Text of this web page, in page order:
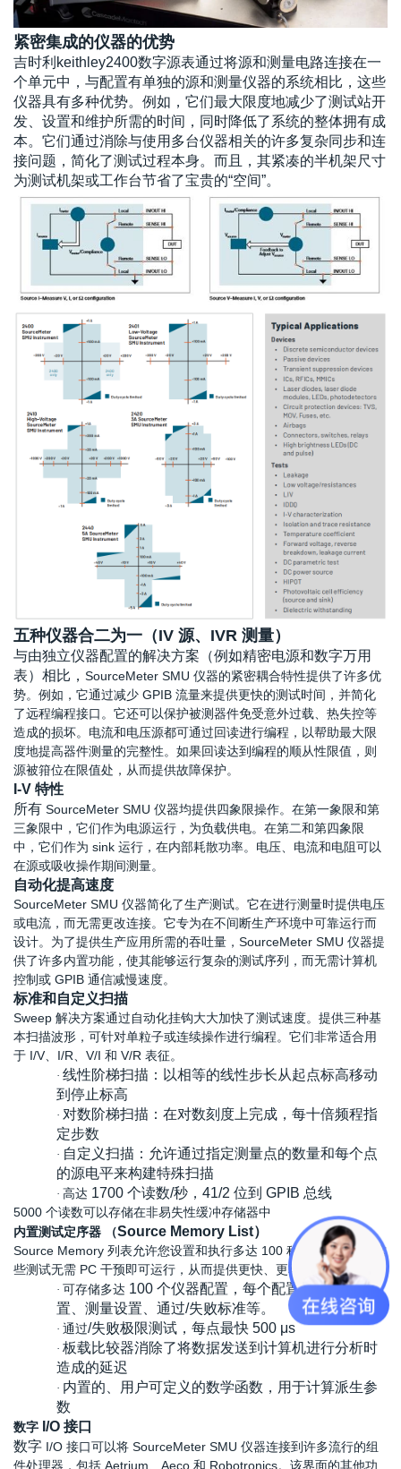
紧密集成的仪器的优势
吉时利keithley2400数字源表通过将源和测量电路连接在一
个单元中，与配置有单独的源和测量仪器的系统相比，这些
仪器具有多种优势。例如，它们最大限度地减少了测试站开
发、设置和维护所需的时间，同时降低了系统的整体拥有成
本。它们通过消除与使用多台仪器相关的许多复杂同步和连
接问题，简化了测试过程本身。而且，其紧凑的半机架尺寸
为测试机架或工作台节省了宝贵的“空间”。
五种仪器合二为一（IV 源、IVR 测量）
与由独立仪器配置的解决方案（例如精密电源和数字万用
表）相比， SourceMeter SMU 仪器的紧密耦合特性提供了许多优
势。例如，它通过减少 GPIB 流量来提供更快的测试时间，并简化
了远程编程接口。它还可以保护被测器件免受意外过载、热失控等
造成的损坏。电流和电压源都可通过回读进行编程，以帮助最大限
度地提高器件测量的完整性。如果回读达到编程的顺从性限值，则
源被箝位在限值处，从而提供故障保护。
I-V 特性
所有 SourceMeter SMU 仪器均提供四象限操作。在第一象限和第
三象限中，它们作为电源运行，为负载供电。在第二和第四象限
中，它们作为 sink 运行，在内部耗散功率。电压、电流和电阻可以
在源或吸收操作期间测量。
自动化提高速度
SourceMeter SMU 仪器简化了生产测试。它在进行测量时提供电压
或电流，而无需更改连接。它专为在不间断生产环境中可靠运行而
设计。为了提供生产应用所需的吞吐量，SourceMeter SMU 仪器提
供了许多内置功能，使其能够运行复杂的测试序列，而无需计算机
控制或 GPIB 通信减慢速度。
标准和自定义扫描
Sweep 解决方案通过自动化挂钩大大加快了测试速度。提供三种基
本扫描波形，可针对单粒子或连续操作进行编程。它们非常适合用
于 I/V、I/R、V/I 和 V/R 表征。
· 线性阶梯扫描：以相等的线性步长从起点标高移动
到停止标高
· 对数阶梯扫描：在对数刻度上完成，每十倍频程指
定步数
· 自定义扫描：允许通过指定测量点的数量和每个点
的源电平来构建特殊扫描
· 高达 1700 个读数/秒，41/2 位到 GPIB 总线
5000 个读数可以存储在非易失性缓冲存储器中
内置测试定序器
（Source Memory List）
Source Memory 列表允许您设置和执行多达 100 种不同的测试，这
些测试无需 PC 干预即可运行，从而提供更快、更轻松的测试。
· 可存储多达 100 个仪器配置，每个配置都包含源设
置、测量设置、通过/失败标准等。
· 通过/失败极限测试，每点最快 500 μs
· 板载比较器消除了将数据发送到计算机进行分析时
造成的延迟
· 内置的、用户可定义的数学函数，用于计算派生参
数
数字 I/O 接口
数字 I/O 接口可以将 SourceMeter SMU 仪器连接到许多流行的组
件处理器，包括 Aetrium、Aeco 和 Robotronics。该界面的其他功